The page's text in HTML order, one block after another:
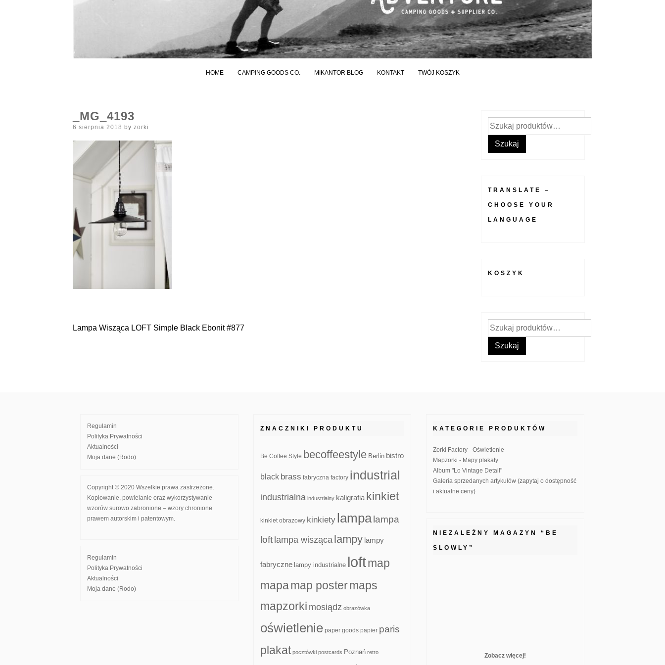
HOME CAMPING GOODS CO. MIKANTOR BLOG KONTAKT TWÓJ KOSZYK
_MG_4193
Posted
6 sierpnia 2018 by zorki
Nawigacja
Lampa Wisząca LOFT Simple Black Ebonit #877
Szukaj:
Szukaj
TRANSLATE –
CHOOSE YOUR
LANGUAGE
KOSZYK
Szukaj:
Szukaj
Regulamin
Polityka Prywatności
Aktualności
Moja dane (Rodo)
Copyright © 2020 Wszelkie prawa zastrzeżone.
Kopiowanie, powielanie oraz wykorzystywanie
wzorów surowo zabronione – wzory chronione
prawem autorskim i patentowym.
Regulamin
Polityka Prywatności
Aktualności
Moja dane (Rodo)
ZNACZNIKI PRODUKTU
Be Coffee Style becoffeestyle Berlin bistro
black brass fabryczna factory industrial
industrialna industrialny kaligrafia kinkiet
kinkiet obrazowy kinkiety lampa lampa
loft lampa wisząca lampy lampy
fabryczne lampy industrialne loftmap
mapamap postermaps
mapzorki mosiądz obrazówka
oświetlenie paper goods papier paris
plakat pocztówki postcards Poznań retro
KATEGORIE PRODUKTÓW
Zorki Factory - Oświetlenie
Mapzorki - Mapy plakaty
Album "Lo Vintage Detail"
Galeria sprzedanych artykułów (zapytaj o dostępność
i aktualne ceny)
NIEZALEŻNY MAGAZYN “BE
SLOWLY”
Zobacz więcej!